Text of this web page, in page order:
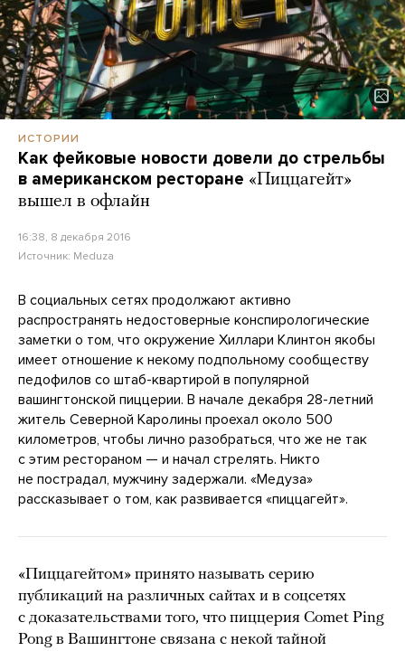
ИСТОРИИ
Как фейковые новости довели до стрельбы
в американском ресторане «Пиццагейт»
вышел в офлайн
16:38, 8 декабря 2016
Источник: Meduza
В социальных сетях продолжают активно
распространять недостоверные конспирологические
заметки о том, что окружение Хиллари Клинтон якобы
имеет отношение к некому подпольному сообществу
педофилов со штаб-квартирой в популярной
вашингтонской пиццерии. В начале декабря 28-летний
житель Северной Каролины проехал около 500
километров, чтобы лично разобраться, что же не так
с этим рестораном — и начал стрелять. Никто
не пострадал, мужчину задержали. «Медуза»
рассказывает о том, как развивается «пиццагейт».
«Пиццагейтом» принято называть серию
публикаций на различных сайтах и в соцсетях
с доказательствами того, что пиццерия Comet Ping
Pong в Вашингтоне связана с некой тайной